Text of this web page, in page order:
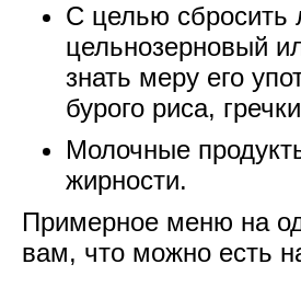
С целью сбросить
цельнозерновый
знать меру его
бурого риса,
Молочные
жирности.
Примерное меню на
вам, что можно есть